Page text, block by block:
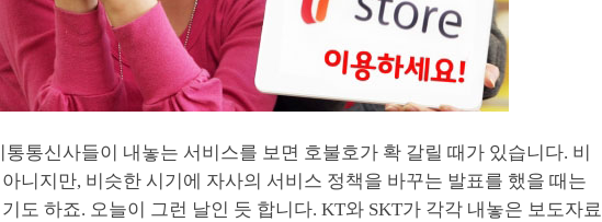
통통신사들이 내놓는 서비스를 보면 호불호가 확 갈릴 때가 있습니다. 비
니지만, 비슷한 시기에 자사의 서비스 정책을 바꾸는 발표를 했을 때는
도 하죠. 오늘이 그런 날인 듯 합니다. KT와 SKT가 각각 내놓은 보도자료